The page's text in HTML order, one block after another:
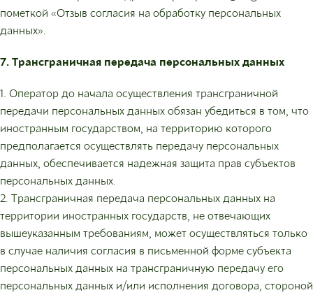
пометкой «Отзыв согласия на обработку персональных
данных».
7. Трансграничная передача персональных данных
1. Оператор до начала осуществления трансграничной
передачи персональных данных обязан убедиться в том, что
иностранным государством, на территорию которого
предполагается осуществлять передачу персональных
данных, обеспечивается надежная защита прав субъектов
персональных данных.
2. Трансграничная передача персональных данных на
территории иностранных государств, не отвечающих
вышеуказанным требованиям, может осуществляться только
в случае наличия согласия в письменной форме субъекта
персональных данных на трансграничную передачу его
персональных данных и/или исполнения договора, стороной